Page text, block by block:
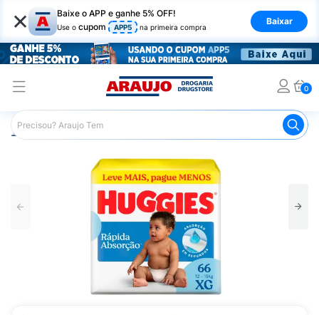
× Baixe o APP e ganhe 5% OFF!
Use o cupom APP5 na primeira compra
Baixar
0
Araujo Infantil Fraldas Infantis